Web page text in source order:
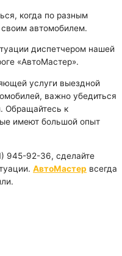
когда по разным
автомобилем.
диспетчером нашей
«АвтоМастер».
услуги выездной
важно убедиться
Обращайтесь к
имеют большой опыт
945-92-36, сделайте
АвтоМастер всегда